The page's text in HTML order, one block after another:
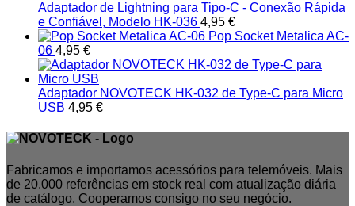
Adaptador de Lightning para Tipo-C - Conexão Rápida
e Confiável, Modelo HK-036 4,95 €
Pop Socket Metalica AC-
06 4,95 €
Adaptador NOVOTECK HK-032 de Type-C para Micro
USB 4,95 €
Fabricamos e importamos acessórios para telemóveis. Mais
de 20.000 referências em stock real com atualização diária
de catálogo. Cooperamos consigo no seu negócio.